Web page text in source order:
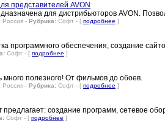
представителей AVON
для дистрибьюторов AVON.
Россия - Рубрика: Софт - [ подробнее ]
программного обеспечения, создание
Софт - [ подробнее ]
много полезного! От фильмов до обоев.
Россия - Рубрика: Софт - [ подробнее ]
создание программ, сетевое
Софт - [ подробнее ]